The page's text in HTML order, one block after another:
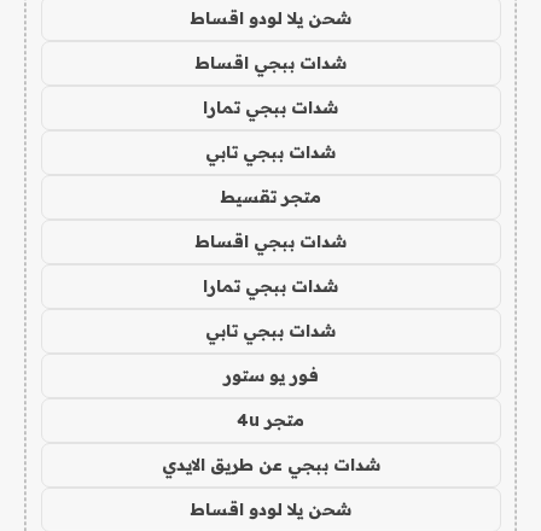
شحن يلا لودو اقساط
شدات ببجي اقساط
شدات ببجي تمارا
شدات ببجي تابي
متجر تقسيط
شدات ببجي اقساط
شدات ببجي تمارا
شدات ببجي تابي
فور يو ستور
متجر 4u
شدات ببجي عن طريق الايدي
شحن يلا لودو اقساط